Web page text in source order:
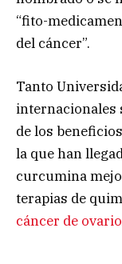
“fito-
del cáncer”.
Tanto
internacionales
de los
la que han
curcumina
terapias de
cáncer de ovario